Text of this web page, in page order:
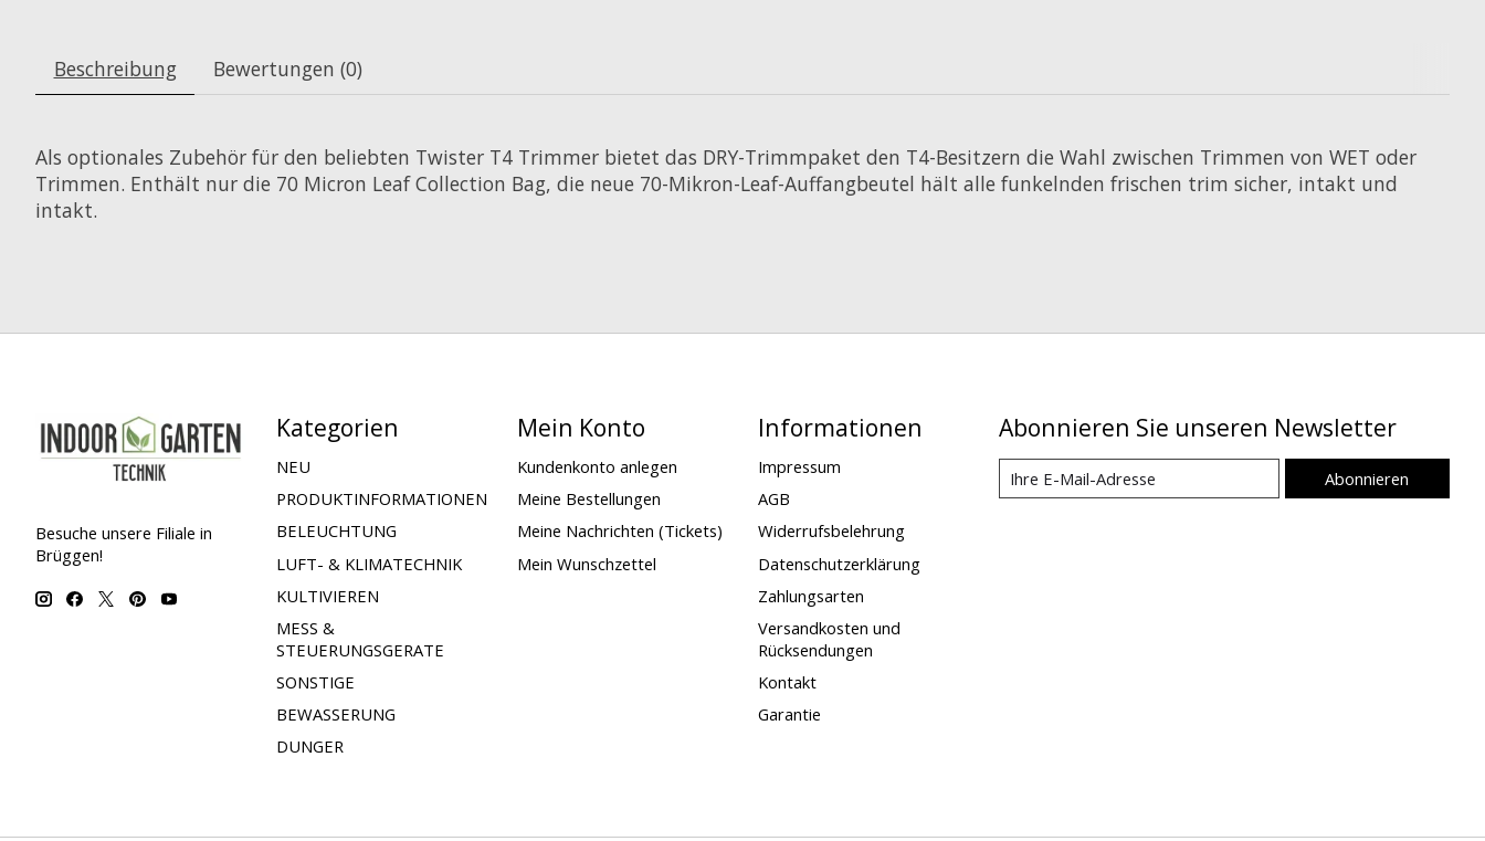
Beschreibung Bewertungen (0)
Als optionales Zubehör für den beliebten Twister T4 Trimmer bietet das DRY-Trimmpaket den T4-Besitzern die Wahl zwischen Trimmen von WET oder
Trimmen. Enthält nur die 70 Micron Leaf Collection Bag, die neue 70-Mikron-Leaf-Auffangbeutel hält alle funkelnden frischen trim sicher, intakt und
intakt.
Besuche unsere Filiale in
Brüggen!
Kategorien
NEU
PRODUKTINFORMATIONEN
BELEUCHTUNG
LUFT- & KLIMATECHNIK
KULTIVIEREN
MESS &
STEUERUNGSGERATE
SONSTIGE
BEWASSERUNG
DUNGER
Mein Konto
Kundenkonto anlegen
Meine Bestellungen
Meine Nachrichten (Tickets)
Mein Wunschzettel
Informationen
Impressum
AGB
Widerrufsbelehrung
Datenschutzerklärung
Zahlungsarten
Versandkosten und
Rücksendungen
Kontakt
Garantie
Abonnieren Sie unseren Newsletter
Abonnieren